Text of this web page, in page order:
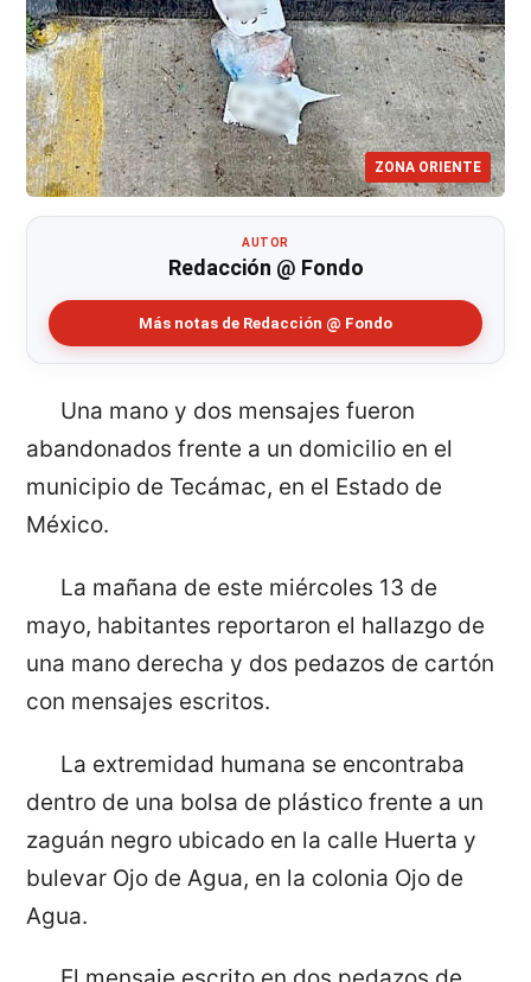
ZONA ORIENTE
AUTOR
Redacción @ Fondo
Más notas de Redacción @ Fondo
Una mano y dos mensajes fueron
abandonados frente a un domicilio en el
municipio de Tecámac, en el Estado de
México.
La mañana de este miércoles 13 de
mayo, habitantes reportaron el hallazgo de
una mano derecha y dos pedazos de cartón
con mensajes escritos.
La extremidad humana se encontraba
dentro de una bolsa de plástico frente a un
zaguán negro ubicado en la calle Huerta y
bulevar Ojo de Agua, en la colonia Ojo de
Agua.